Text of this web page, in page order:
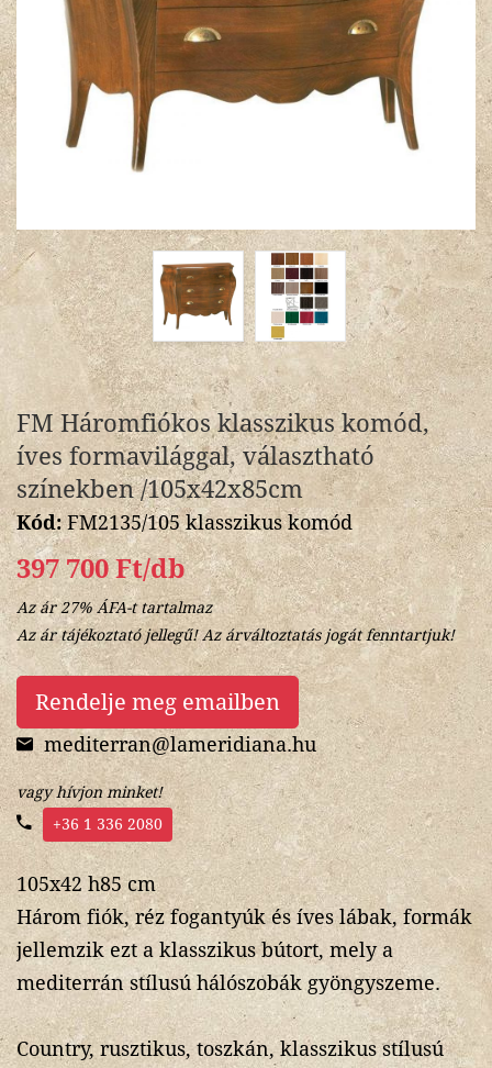
FM Háromfiókos klasszikus komód,
íves formavilággal, választható
színekben /105x42x85cm
Kód:FM2135/105 klasszikus komód
397 700 Ft/db
Az ár 27% ÁFA-t tartalmaz
Az ár tájékoztató jellegű! Az árváltoztatás jogát fenntartjuk!
Rendelje meg emailben
mediterran@lameridiana.hu
vagy hívjon minket!
+36 1 336 2080
105x42 h85 cm
Három fiók, réz fogantyúk és íves lábak, formák
jellemzik ezt a klasszikus bútort, mely a
mediterrán stílusú hálószobák gyöngyszeme.
Country, rusztikus, toszkán, klasszikus stílusú